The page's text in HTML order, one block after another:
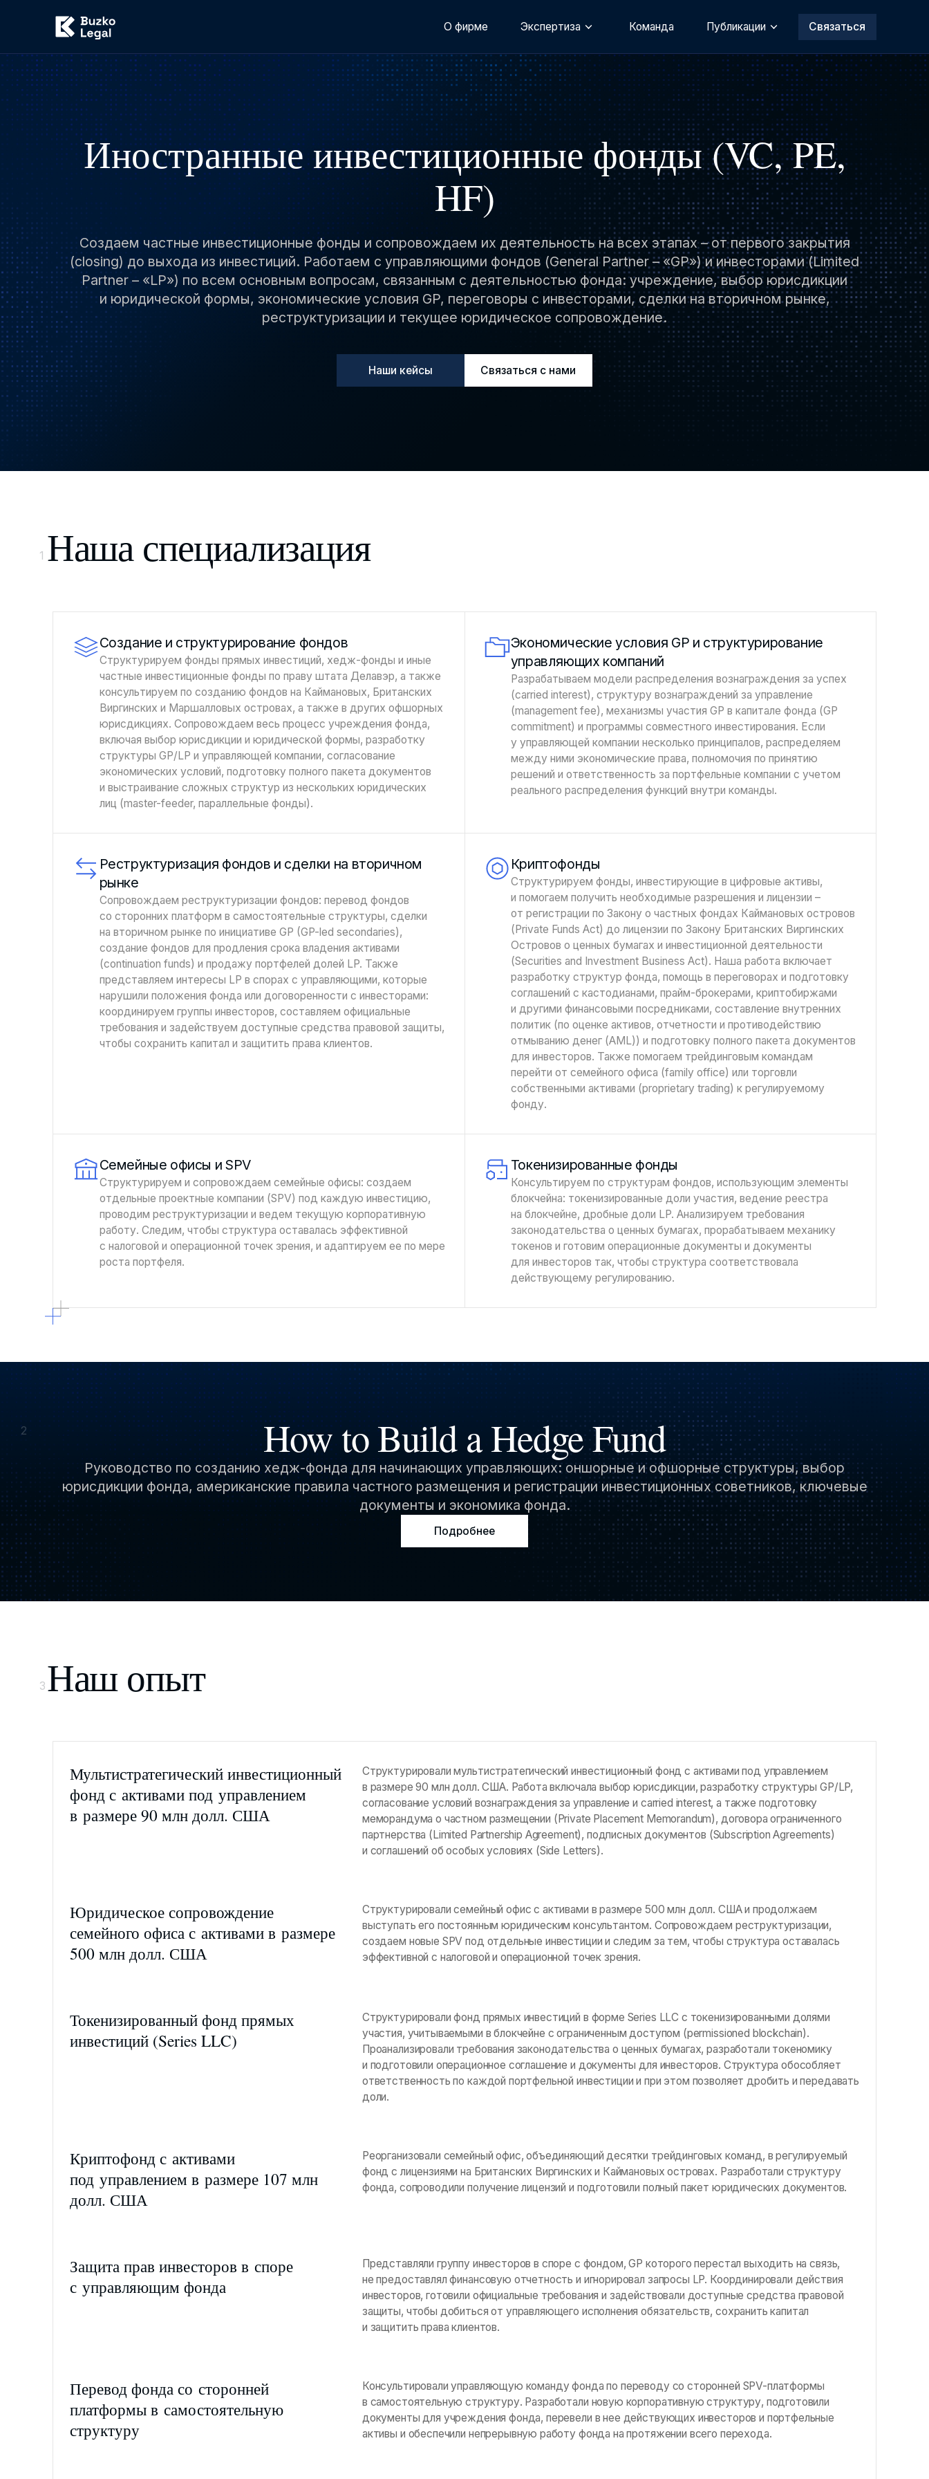
О фирме Экспертиза Команда Публикации Связаться
Иностранные инвестиционные фонды (VC, PE,
HF)
Создаем частные инвестиционные фонды и сопровождаем их деятельность на всех этапах – от первого закрытия
(closing) до выхода из инвестиций. Работаем с управляющими фондов (General Partner – «GP») и инвесторами (Limited
Partner – «LP») по всем основным вопросам, связанным с деятельностью фонда: учреждение, выбор юрисдикции
и юридической формы, экономические условия GP, переговоры с инвесторами, сделки на вторичном рынке,
реструктуризации и текущее юридическое сопровождение.
Наши кейсы Связаться с нами
1 Наша специализация
Создание и структурирование фондов
Структурируем фонды прямых инвестиций, хедж-фонды и иные
частные инвестиционные фонды по праву штата Делавэр, а также
консультируем по созданию фондов на Каймановых, Британских
Виргинских и Маршалловых островах, а также в других офшорных
юрисдикциях. Сопровождаем весь процесс учреждения фонда,
включая выбор юрисдикции и юридической формы, разработку
структуры GP/LP и управляющей компании, согласование
экономических условий, подготовку полного пакета документов
и выстраивание сложных структур из нескольких юридических
лиц (master-feeder, параллельные фонды).
Экономические условия GP и структурирование
управляющих компаний
Разрабатываем модели распределения вознаграждения за успех
(carried interest), структуру вознаграждений за управление
(management fee), механизмы участия GP в капитале фонда (GP
commitment) и программы совместного инвестирования. Если
у управляющей компании несколько принципалов, распределяем
между ними экономические права, полномочия по принятию
решений и ответственность за портфельные компании с учетом
реального распределения функций внутри команды.
Реструктуризация фондов и сделки на вторичном
рынке
Сопровождаем реструктуризации фондов: перевод фондов
со сторонних платформ в самостоятельные структуры, сделки
на вторичном рынке по инициативе GP (GP-led secondaries),
создание фондов для продления срока владения активами
(continuation funds) и продажу портфелей долей LP. Также
представляем интересы LP в спорах с управляющими, которые
нарушили положения фонда или договоренности с инвесторами:
координируем группы инвесторов, составляем официальные
требования и задействуем доступные средства правовой защиты,
чтобы сохранить капитал и защитить права клиентов.
Криптофонды
Структурируем фонды, инвестирующие в цифровые активы,
и помогаем получить необходимые разрешения и лицензии –
от регистрации по Закону о частных фондах Каймановых островов
(Private Funds Act) до лицензии по Закону Британских Виргинских
Островов о ценных бумагах и инвестиционной деятельности
(Securities and Investment Business Act). Наша работа включает
разработку структур фонда, помощь в переговорах и подготовку
соглашений с кастодианами, прайм-брокерами, криптобиржами
и другими финансовыми посредниками, составление внутренних
политик (по оценке активов, отчетности и противодействию
отмыванию денег (AML)) и подготовку полного пакета документов
для инвесторов. Также помогаем трейдинговым командам
перейти от семейного офиса (family office) или торговли
собственными активами (proprietary trading) к регулируемому
фонду.
Семейные офисы и SPV
Структурируем и сопровождаем семейные офисы: создаем
отдельные проектные компании (SPV) под каждую инвестицию,
проводим реструктуризации и ведем текущую корпоративную
работу. Следим, чтобы структура оставалась эффективной
с налоговой и операционной точек зрения, и адаптируем ее по мере
роста портфеля.
Токенизированные фонды
Консультируем по структурам фондов, использующим элементы
блокчейна: токенизированные доли участия, ведение реестра
на блокчейне, дробные доли LP. Анализируем требования
законодательства о ценных бумагах, прорабатываем механику
токенов и готовим операционные документы и документы
для инвесторов так, чтобы структура соответствовала
действующему регулированию.
2 How to Build a Hedge Fund
Руководство по созданию хедж-фонда для начинающих управляющих: оншорные и офшорные структуры, выбор
юрисдикции фонда, американские правила частного размещения и регистрации инвестиционных советников, ключевые
документы и экономика фонда.
Подробнее
3 Наш опыт
Мультистратегический инвестиционный
фонд с активами под управлением
в размере 90 млн долл. США
Структурировали мультистратегический инвестиционный фонд с активами под управлением
в размере 90 млн долл. США. Работа включала выбор юрисдикции, разработку структуры GP/LP,
согласование условий вознаграждения за управление и carried interest, а также подготовку
меморандума о частном размещении (Private Placement Memorandum), договора ограниченного
партнерства (Limited Partnership Agreement), подписных документов (Subscription Agreements)
и соглашений об особых условиях (Side Letters).
Юридическое сопровождение
семейного офиса с активами в размере
500 млн долл. США
Структурировали семейный офис с активами в размере 500 млн долл. США и продолжаем
выступать его постоянным юридическим консультантом. Сопровождаем реструктуризации,
создаем новые SPV под отдельные инвестиции и следим за тем, чтобы структура оставалась
эффективной с налоговой и операционной точек зрения.
Токенизированный фонд прямых
инвестиций (Series LLC)
Структурировали фонд прямых инвестиций в форме Series LLC с токенизированными долями
участия, учитываемыми в блокчейне с ограниченным доступом (permissioned blockchain).
Проанализировали требования законодательства о ценных бумагах, разработали токеномику
и подготовили операционное соглашение и документы для инвесторов. Структура обособляет
ответственность по каждой портфельной инвестиции и при этом позволяет дробить и передавать
доли.
Криптофонд с активами
под управлением в размере 107 млн
долл. США
Реорганизовали семейный офис, объединяющий десятки трейдинговых команд, в регулируемый
фонд с лицензиями на Британских Виргинских и Каймановых островах. Разработали структуру
фонда, сопроводили получение лицензий и подготовили полный пакет юридических документов.
Защита прав инвесторов в споре
с управляющим фонда
Представляли группу инвесторов в споре с фондом, GP которого перестал выходить на связь,
не предоставлял финансовую отчетность и игнорировал запросы LP. Координировали действия
инвесторов, готовили официальные требования и задействовали доступные средства правовой
защиты, чтобы добиться от управляющего исполнения обязательств, сохранить капитал
и защитить права клиентов.
Перевод фонда со сторонней
платформы в самостоятельную
структуру
Консультировали управляющую команду фонда по переводу со сторонней SPV-платформы
в самостоятельную структуру. Разработали новую корпоративную структуру, подготовили
документы для учреждения фонда, перевели в нее действующих инвесторов и портфельные
активы и обеспечили непрерывную работу фонда на протяжении всего перехода.